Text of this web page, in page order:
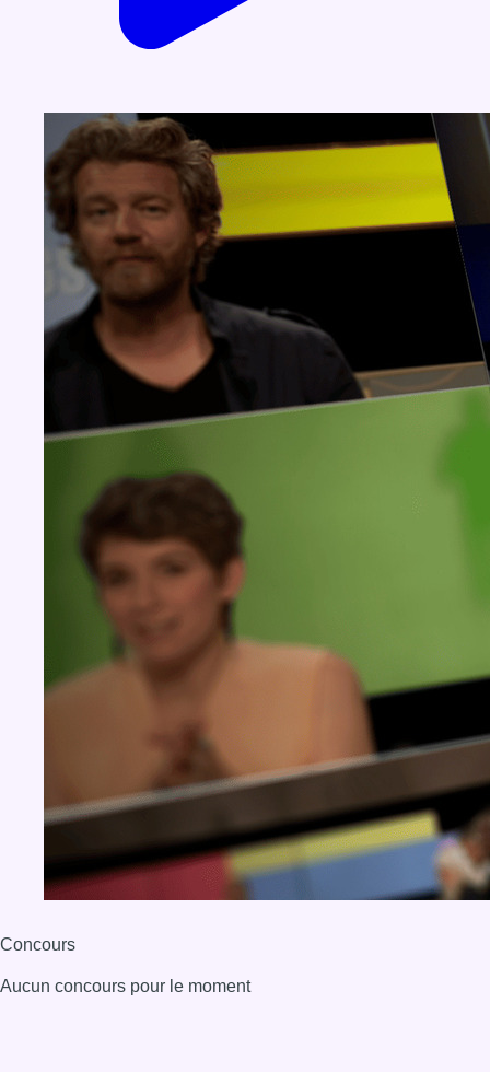
Concours
Aucun concours pour le moment